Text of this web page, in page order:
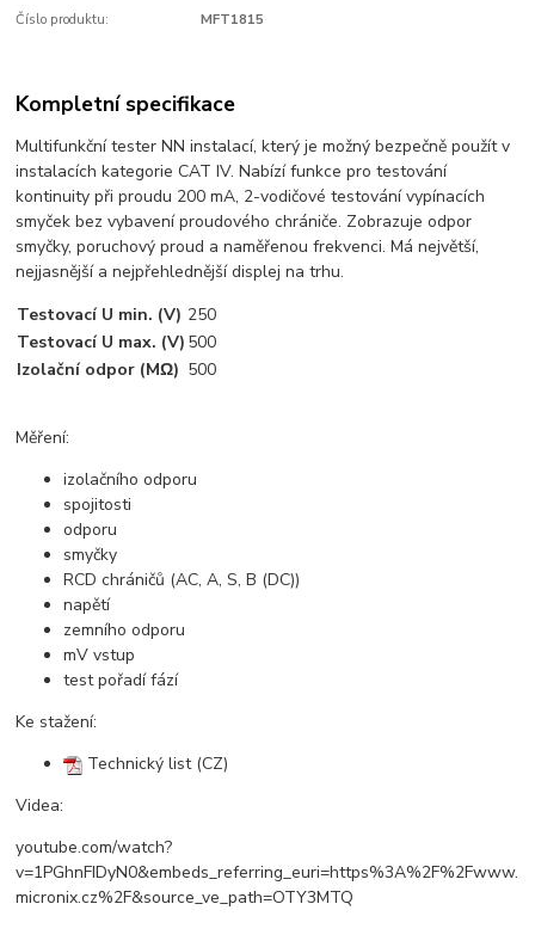
Číslo produktu: MFT1815
Kompletní specifikace
Multifunkční tester NN instalací, který je možný bezpečně použít v
instalacích kategorie CAT IV. Nabízí funkce pro testování
kontinuity při proudu 200 mA, 2-vodičové testování vypínacích
smyček bez vybavení proudového chrániče. Zobrazuje odpor
smyčky, poruchový proud a naměřenou frekvenci. Má největší,
nejjasnější a nejpřehlednější displej na trhu.
Testovací U min. (V) 250
Testovací U max. (V) 500
Izolační odpor (MΩ) 500
Měření:
izolačního odporu
spojitosti
odporu
smyčky
RCD chráničů (AC, A, S, B (DC))
napětí
zemního odporu
mV vstup
test pořadí fází
Ke stažení:
Technický list (CZ)
Videa:
youtube.com/watch?
v=1PGhnFIDyN0&embeds_referring_euri=https%3A%2F%2Fwww.
micronix.cz%2F&source_ve_path=OTY3MTQ